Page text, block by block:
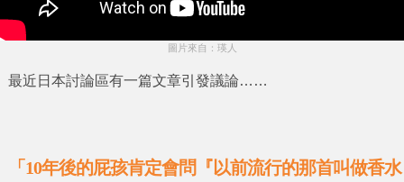
圖片來自：瑛人
最近日本討論區有一篇文章引發議論……
「10年後的屁孩肯定會問『以前流行的那首叫做香水